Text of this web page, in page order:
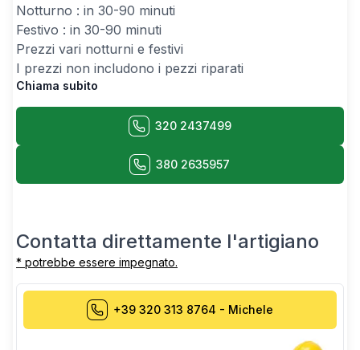
Notturno : in 30-90 minuti
Festivo : in 30-90 minuti
Prezzi vari notturni e festivi
I prezzi non includono i pezzi riparati
Chiama subito
320 2437499
380 2635957
Contatta direttamente l'artigiano
* potrebbe essere impegnato.
+39 320 313 8764 - Michele